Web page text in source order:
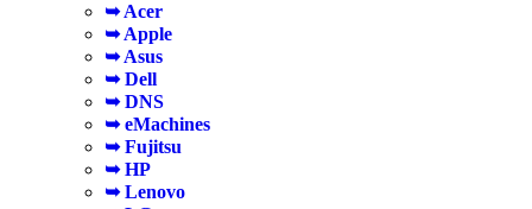
➥ Acer
➥ Apple
➥ Asus
➥ Dell
➥ DNS
➥ eMachines
➥ Fujitsu
➥ HP
➥ Lenovo